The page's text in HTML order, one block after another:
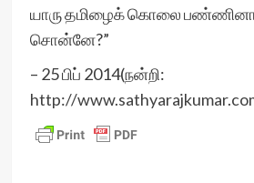
யாரு தமிழைக் கொலை
சொன்னே?”
– 25 பிப் 2014(நன்றி:
http://